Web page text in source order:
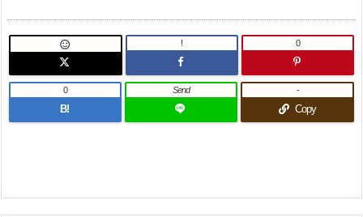
 ! 0
B!
0 Send
Copy
-